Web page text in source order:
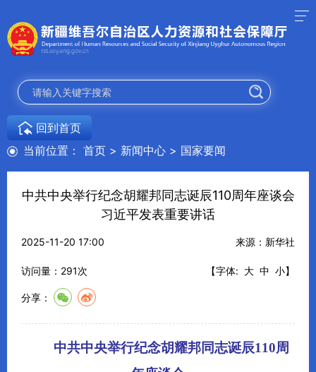
当前位置： 首页 > 新闻中心 > 国家要闻
回到首页
中共中央举行纪念胡耀邦同志诞辰110周年座谈会
习近平发表重要讲话
2025-11-20 17:00 来源：新华社
访问量： 291次 【字体: 大 中 小】
分享：
中共中央举行纪念胡耀邦同志诞辰110周